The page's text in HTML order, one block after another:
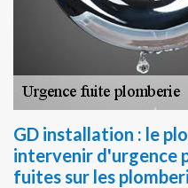
GD installation : le
intervenir d'urgence
fuites sur les